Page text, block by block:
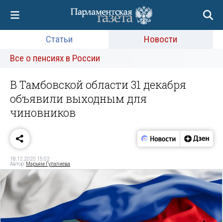
Статьи
Новости
Все о пенсиях в России
В Тамбовской области 31 декабря
объявили выходным для
чиновников
18.12.2020 15:02
Автор: Марьям Гулалиева